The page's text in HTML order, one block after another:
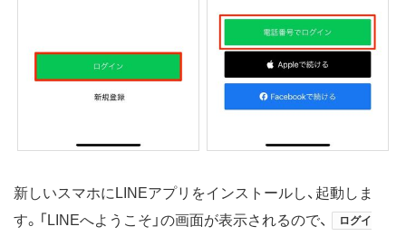
新しいスマホにLINEアプリをインストールし、起動しま
す。「LINEへようこそ」の画面が表示されるので、
ログイ